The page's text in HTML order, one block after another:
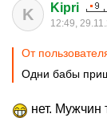
K Kipri
12:49,
От
Одни бабы
нет. Мужчин